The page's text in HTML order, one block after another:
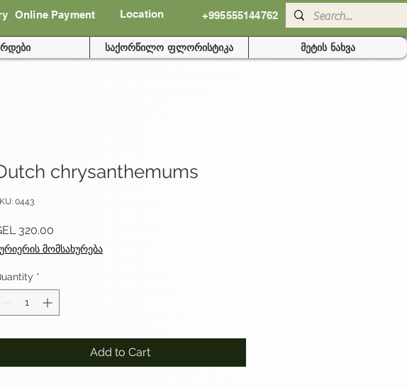
Online Payment Location +995555144762
საქორწილო ფლორისტიკა მეტის ნახვა
chrysanthemums
0443
320.00
მომსახურება
*
Add to Cart